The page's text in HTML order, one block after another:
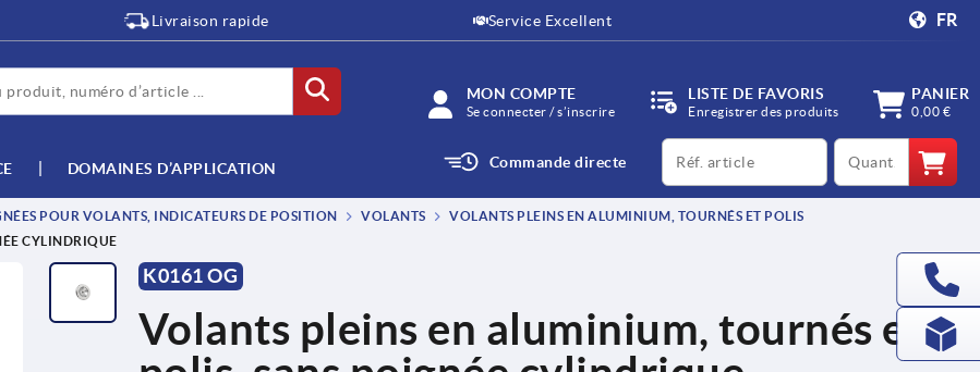
Livraison rapide Service Excellent FR
MON COMPTE
Se connecter / s’inscrire
LISTE DE FAVORIS
Enregistrer des produits
PANIER
0,00 €
DOMAINES D’APPLICATION Commande directe
productCode qty
POUR VOLANTS, INDICATEURS DE POSITION VOLANTS
VOLANTS PLEINS EN ALUMINIUM, TOURNÉS ET POLIS
CYLINDRIQUE
K0161 OG
Volants pleins en aluminium, tournés et